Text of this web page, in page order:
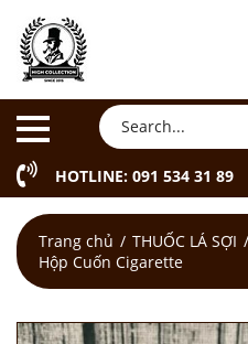
HOTLINE: 091 534 31 89
Trang chủ THUỐC LÁ SỢI
Hộp Cuốn Cigarette